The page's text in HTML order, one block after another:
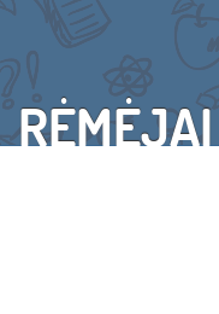
RĖMĖJAI